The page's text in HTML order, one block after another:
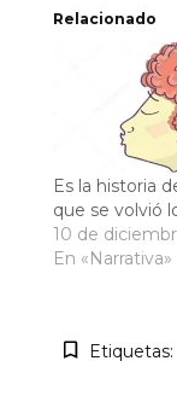
Relacionado
Es la historia
que se volvió
10 de
En «Narrativa»
Etiquetas: